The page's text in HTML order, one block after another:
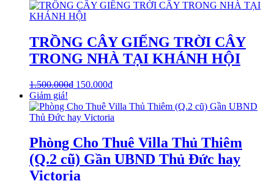
TRỒNG CÂY GIẾNG TRỜI CÂY
TRONG NHÀ TẠI KHÁNH HỘI
1.500.000₫ 150.000₫
Giảm giá!
Phòng Cho Thuê Villa Thủ Thiêm
(Q.2 cũ) Gần UBND Thủ Đức hay
Victoria